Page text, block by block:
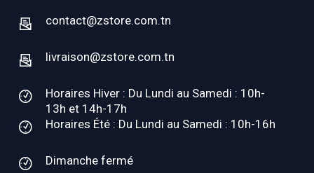
contact@zstore.com.tn
livraison@zstore.com.tn
Horaires Hiver : Du Lundi au Samedi : 10h-
13h et 14h-17h
Horaires Été : Du Lundi au Samedi : 10h-16h
Dimanche fermé